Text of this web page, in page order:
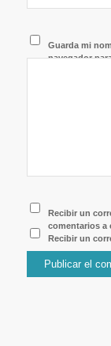
Guarda mi
navegador
Recibir un
comentarios a
Recibir un